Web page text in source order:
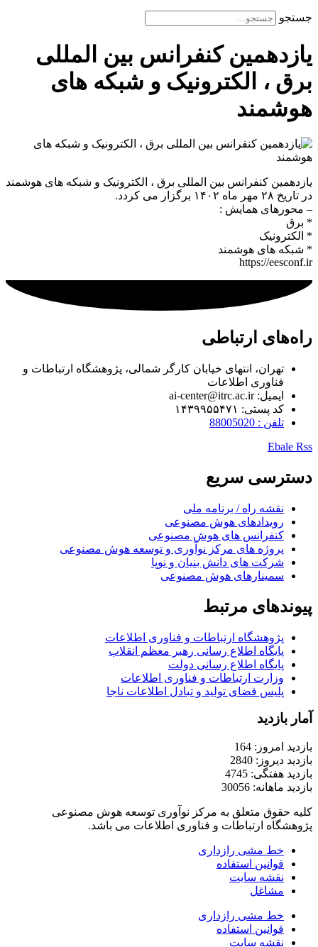
جستجو
یازدهمین کنفرانس بین المللی
برق ، الکترونیک و شبکه های
هوشمند
یازدهمین کنفرانس بین المللی برق ، الکترونیک و شبکه های هوشمند
در تاریخ ۲۸ مهر ماه ۱۴۰۲ برگزار می کردد.
– محورهای همایش :
* برق
* الکترونیک
* شبکه های هوشمند
https://eesconf.ir
راه‌های ارتباطی
تهران، انتهای خیابان کارگر شمالی، پژوهشگاه ارتباطات و
فناوری اطلاعات
ایمیل: ai-center@itrc.ac.ir
کد پستی: ۱۴۳۹۹۵۵۴۷۱
تلفن : 88005020
Ebale Rss
دسترسی سریع
نقشه راه / برنامه ملی
رویدادهای هوش مصنوعی
کنفرانس های هوش مصنوعی
پروژه های مرکز نوآوری و توسعه هوش مصنوعی
شرکت های دانش بنیان و نوپا
سمینارهای هوش مصنوعی
پیوندهای مرتبط
پژوهشگاه ارتباطات و فناوری اطلاعات
پایگاه اطلاع رسانی رهبر معظم انقلاب
پایگاه اطلاع رسانی دولت
وزارت ارتباطات و فناوری اطلاعات
پلیس فضای تولید و تبادل اطلاعات ناجا
آمار بازدید
بازدید امروز: 164
بازدید دیروز: 2840
بازدید هفتگی: 4745
بازدید ماهانه: 30056
کلیه حقوق متعلق به مرکز نوآوری توسعه هوش مصنوعی
پژوهشگاه ارتباطات و فناوری اطلاعات می باشد.
خط مشی رازداری
قوانین استفاده
نقشه سایت
مشاغل
خط مشی رازداری
قوانین استفاده
نقشه سایت